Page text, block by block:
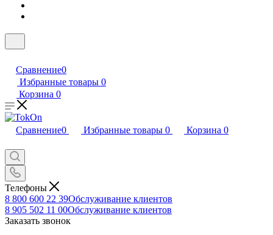
Сравнение0
Избранные товары 0
Корзина 0
Сравнение0 Избранные товары 0 Корзина 0
Телефоны
8 800 600 22 39Обслуживание клиентов
8 905 502 11 00Обслуживание клиентов
Заказать звонок